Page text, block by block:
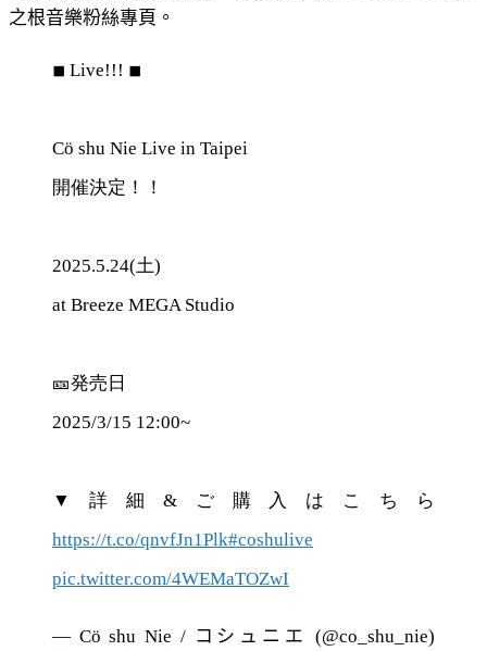
之根音樂粉絲專頁。
◾︎ Live!!! ◾︎
Cö shu Nie Live in Taipei
開催決定！！
2025.5.24(土)
at Breeze MEGA Studio
🎫発売日
2025/3/15 12:00~
▼詳細&ご購入はこちら
https://t.co/qnvfJn1Plk#coshulive
pic.twitter.com/4WEMaTOZwI
— Cö shu Nie / コシュニエ (@co_shu_nie)